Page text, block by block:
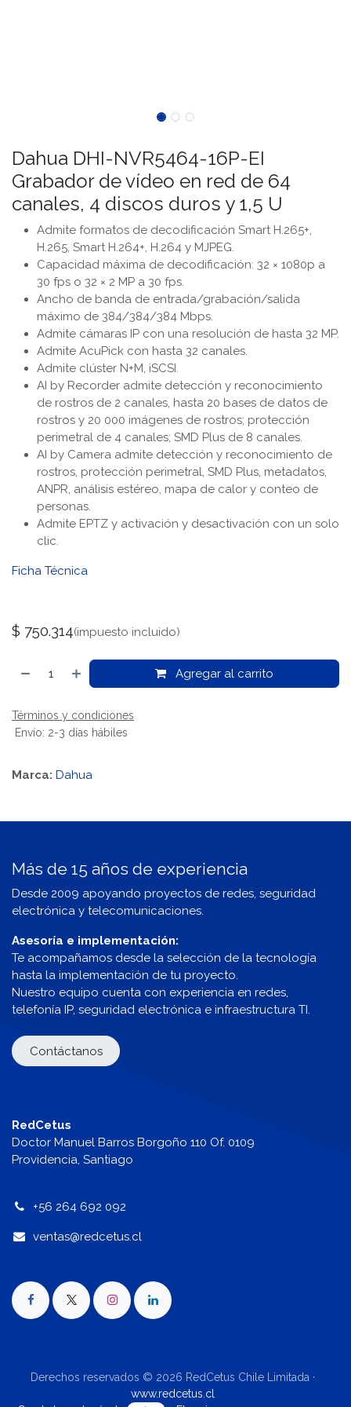
Dahua DHI-NVR5464-16P-EI
Grabador de vídeo en red de 64
canales, 4 discos duros y 1,5 U
Admite formatos de decodificación Smart H.265+,
H.265, Smart H.264+, H.264 y MJPEG.
Capacidad máxima de decodificación: 32 × 1080p a
30 fps o 32 × 2 MP a 30 fps.
Ancho de banda de entrada/grabación/salida
máximo de 384/384/384 Mbps.
Admite cámaras IP con una resolución de hasta 32 MP.
Admite AcuPick con hasta 32 canales.
Admite clúster N+M, iSCSI.
AI by Recorder admite detección y reconocimiento
de rostros de 2 canales, hasta 20 bases de datos de
rostros y 20 000 imágenes de rostros; protección
perimetral de 4 canales; SMD Plus de 8 canales.
AI by Camera admite detección y reconocimiento de
rostros, protección perimetral, SMD Plus, metadatos,
ANPR, análisis estéreo, mapa de calor y conteo de
personas.
Admite EPTZ y activación y desactivación con un solo
clic.
Ficha Técnica
$ 750.314(impuesto incluido)
Agregar al carrito
Términos y condiciones
Envío: 2-3 días hábiles
Marca: Dahua
Más de 15 años de experiencia
Desde 2009 apoyando proyectos de redes, seguridad
electrónica y telecomunicaciones.
Asesoría e implementación:
Te acompañamos desde la selección de la tecnología
hasta la implementación de tu proyecto.
Nuestro equipo cuenta con experiencia en redes,
telefonía IP, seguridad electrónica e infraestructura TI.
Contáctanos
RedCetus
Doctor Manuel Barros Borgoño 110 Of. 0109
Providencia, Santiago
+56 264 692 092
ventas@redcetus.cl
Derechos reservados © 2026 RedCetus Chile Limitada ·
www.redcetus.cl